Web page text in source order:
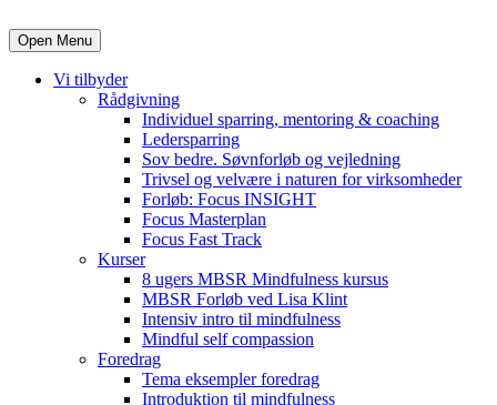
Open Menu
Vi tilbyder
Rådgivning
Individuel sparring, mentoring & coaching
Ledersparring
Sov bedre. Søvnforløb og vejledning
Trivsel og velvære i naturen for virksomheder
Forløb: Focus INSIGHT
Focus Masterplan
Focus Fast Track
Kurser
8 ugers MBSR Mindfulness kursus
MBSR Forløb ved Lisa Klint
Intensiv intro til mindfulness
Mindful self compassion
Foredrag
Tema eksempler foredrag
Introduktion til mindfulness